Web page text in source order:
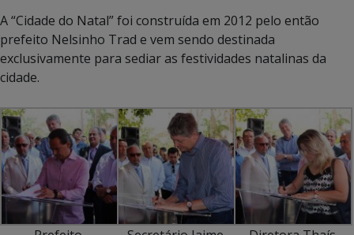
A “Cidade do Natal” foi construída em 2012 pelo então
prefeito Nelsinho Trad e vem sendo destinada
exclusivamente para sediar as festividades natalinas da
cidade.